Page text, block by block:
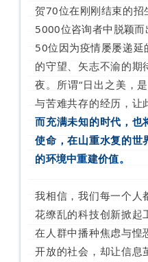
贺70位在刚刚结束的招
5000位咨询者中脱颖
50位因为疫情屡屡递
的守望、矢志不渝的期
夜。所谓“日出之美，
与苦难共存的经历，让
而充满未知的时代，也
使命，在山重水复的世
的环境中重建价值。
我相信，我们每一个人
花缭乱的科技创新掀起
在人群中播种焦虑与惶
开放的社会，却让信息